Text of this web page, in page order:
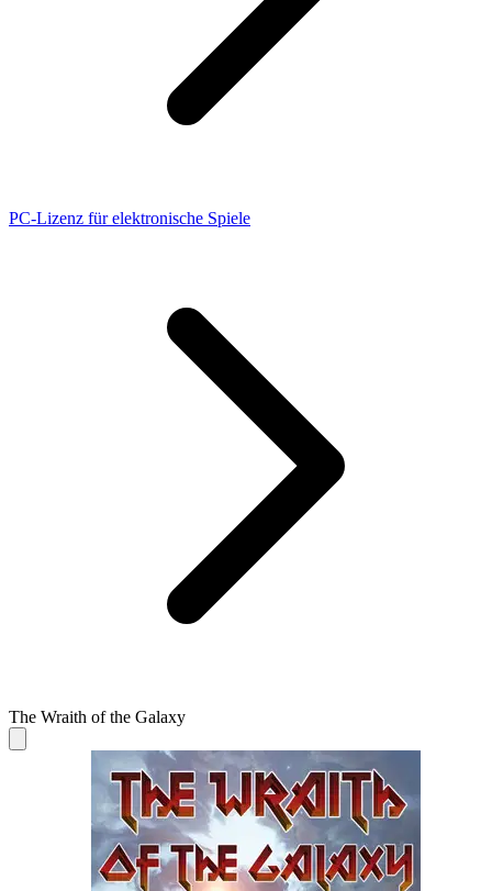
PC-Lizenz für elektronische Spiele
The Wraith of the Galaxy